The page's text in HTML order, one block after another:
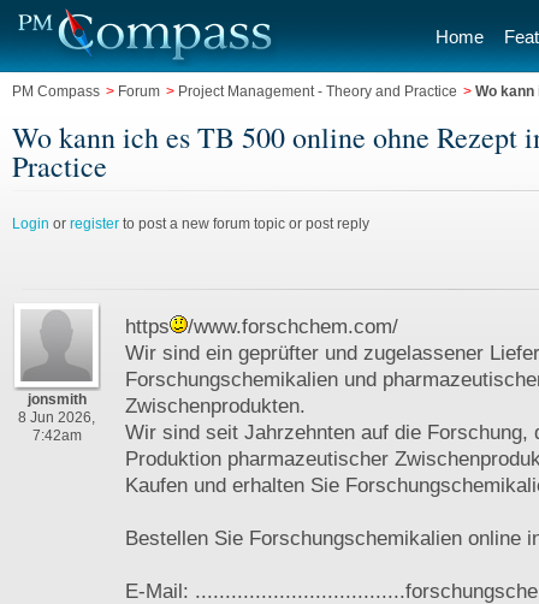
Home
PM Compass > Forum > Project Management - Theory and Practice > Wo kann
Wo kann ich es TB 500 online ohne Rezept
Practice
Login or register to post a new forum topic or post reply
jonsmith
8 Jun 2026,
7:42am
https
/www.forschchem.com/
Wir sind ein geprüfter und zugelassener
Forschungschemikalien und
Zwischenprodukten.
Wir sind seit Jahrzehnten auf die Forschung,
Produktion pharmazeutischer
Kaufen und erhalten Sie
Bestellen Sie Forschungschemikalien online
E-Mail: